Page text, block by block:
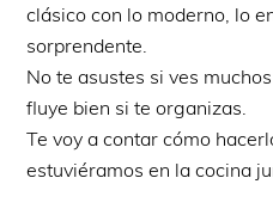
clásico con lo moderno, lo
sorprendente.
No te asustes si ves
fluye bien si te organizas.
Te voy a contar cómo
estuviéramos en la cocina